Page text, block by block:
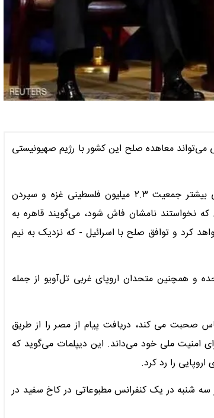
معاهده صلح این کشور با رژیم صهیونیستی
عبدالفتاح السیسی، رئیس جمهور مصر، علناً به پیشنهاد ترامپ مبنی بر جابجایی بیشتر جمعیت ۲.۳ میلیون فلسطینی غزه و سپردن
نخواستند نامشان فاش شود، می‌گویند قاهره به
کرد و توافق صلح با اسرائیل - که نزدیک به نیم
و همچنین متحدان اروپای غربی تل‌آویو از جمله
صحبت می کند، دریافت پیام از مصر را از طریق
امنیت ملی خود می‌داند. این دیپلمات می‌گوید که
شنبه در یک کنفرانس مطبوعاتی در کاخ سفید در